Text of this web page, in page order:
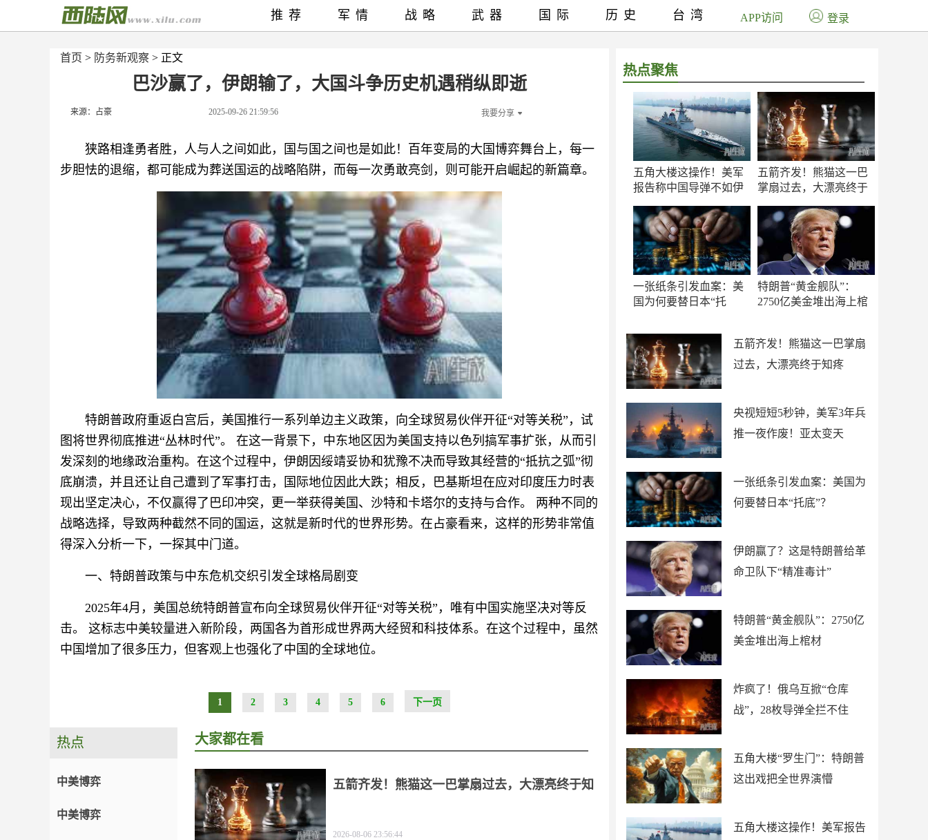
首页 > 防务新观察 > 正文
巴沙赢了，伊朗输了，大国斗争历史机遇稍纵即逝
来源：占豪 2025-09-26 21:59:56 我要分享
狭路相逢勇者胜，人与人之间如此，国与国之间也是如此！百年变局的大国博弈舞台上，每一
步胆怯的退缩，都可能成为葬送国运的战略陷阱，而每一次勇敢亮剑，则可能开启崛起的新篇章。
特朗普政府重返白宫后，美国推行一系列单边主义政策，向全球贸易伙伴开征“对等关税”，试
图将世界彻底推进“丛林时代”。 在这一背景下，中东地区因为美国支持以色列搞军事扩张，从而引
发深刻的地缘政治重构。在这个过程中，伊朗因绥靖妥协和犹豫不决而导致其经营的“抵抗之弧”彻
底崩溃，并且还让自己遭到了军事打击，国际地位因此大跌；相反，巴基斯坦在应对印度压力时表
现出坚定决心，不仅赢得了巴印冲突，更一举获得美国、沙特和卡塔尔的支持与合作。 两种不同的
战略选择，导致两种截然不同的国运，这就是新时代的世界形势。在占豪看来，这样的形势非常值
得深入分析一下，一探其中门道。
一、特朗普政策与中东危机交织引发全球格局剧变
2025年4月，美国总统特朗普宣布向全球贸易伙伴开征“对等关税”，唯有中国实施坚决对等反
击。 这标志中美较量进入新阶段，两国各为首形成世界两大经贸和科技体系。在这个过程中，虽然
中国增加了很多压力，但客观上也强化了中国的全球地位。
1 2 3 4 5 6 下一页
热点聚焦
五角大楼这操作！美军
报告称中国导弹不如伊
五箭齐发！熊猫这一巴
掌扇过去，大漂亮终于
一张纸条引发血案：美
国为何要替日本“托
特朗普“黄金舰队”：
2750亿美金堆出海上棺
五箭齐发！熊猫这一巴掌扇
过去，大漂亮终于知疼
央视短短5秒钟，美军3年兵
推一夜作废！亚太变天
一张纸条引发血案：美国为
何要替日本“托底”？
伊朗赢了？这是特朗普给革
命卫队下“精准毒计”
特朗普“黄金舰队”：2750亿
美金堆出海上棺材
炸疯了！俄乌互掀“仓库
战”，28枚导弹全拦不住
五角大楼“罗生门”：特朗普
这出戏把全世界演懵
五角大楼这操作！美军报告
推荐 军情 战略 武器 国际 历史 台湾 APP访问 登录
热点
中美博弈
中美博弈
大家都在看
五箭齐发！熊猫这一巴掌扇过去，大漂亮终于知
2026-08-06 23:56:44